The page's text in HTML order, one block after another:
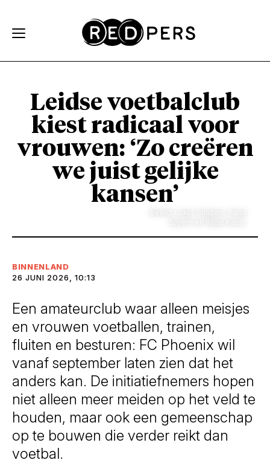
Leidse voetbalclub
kiest radicaal voor
vrouwen: ‘Zo creëren
we juist gelijke
kansen’
BINNENLAND
26 JUNI 2026, 10:13
Een amateurclub waar alleen meisjes
en vrouwen voetballen, trainen,
fluiten en besturen: FC Phoenix wil
vanaf september laten zien dat het
anders kan. De initiatiefnemers hopen
niet alleen meer meiden op het veld te
houden, maar ook een gemeenschap
op te bouwen die verder reikt dan
voetbal.